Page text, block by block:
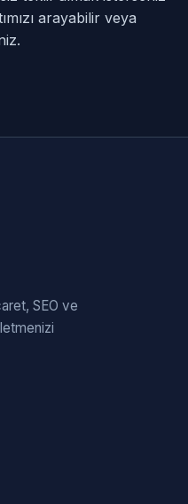
arayabilir veya
SEO ve